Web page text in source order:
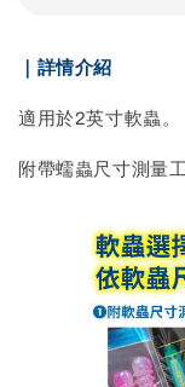
｜詳情介紹
適用於2英寸軟蟲。
附帶蠕蟲尺寸測量